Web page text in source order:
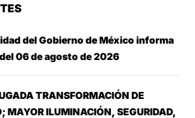
del Gobierno de México informa
06 de agosto de 2026
TRANSFORMACIÓN DE
MAYOR ILUMINACIÓN, SEGURIDAD,